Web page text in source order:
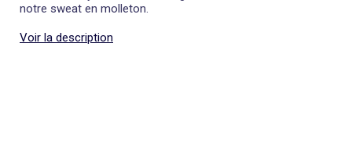
notre sweat en molleton.
Voir la description